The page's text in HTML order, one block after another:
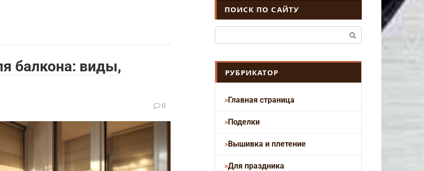
балкона: виды,
0
ПОИСК ПО САЙТУ
РУБРИКАТОР
Главная страница
Поделки
Вышивка и плетение
Для праздника